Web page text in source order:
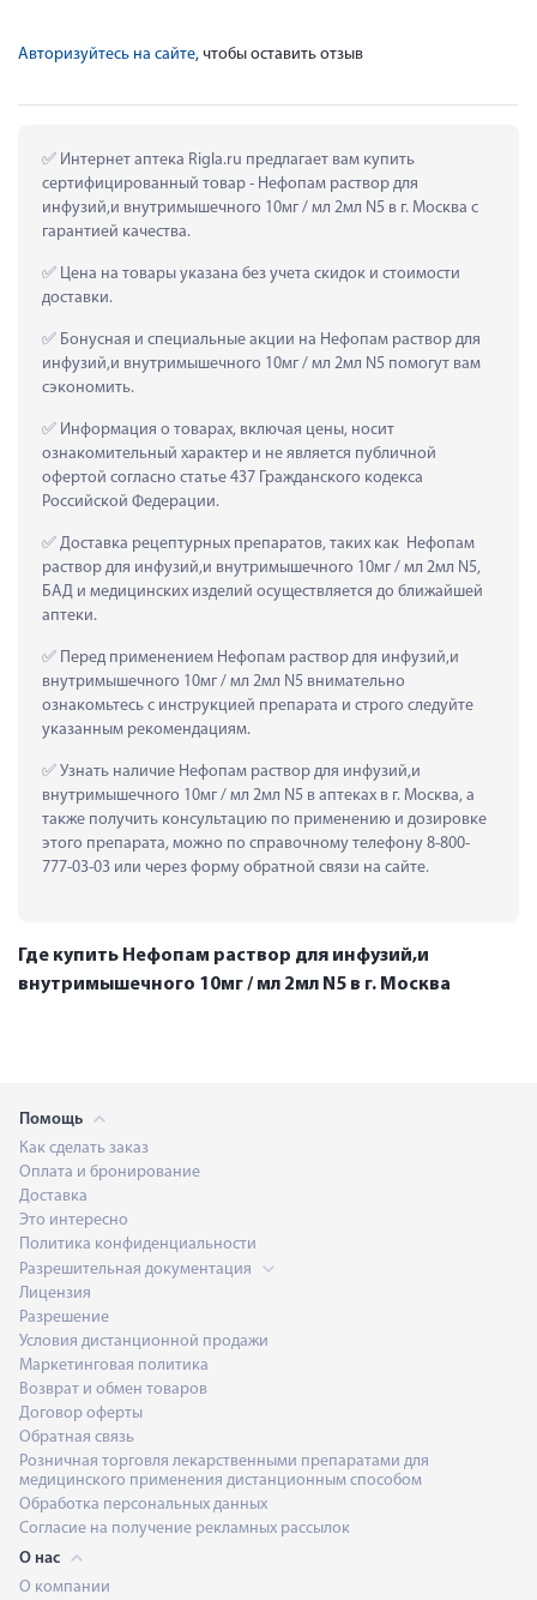
Авторизуйтесь на сайте, чтобы оставить отзыв
Интернет аптека Rigla.ru предлагает вам купить
сертифицированный товар - Нефопам раствор для
инфузий,и внутримышечного 10мг / мл 2мл N5 в г. Москва с
гарантией качества.
Цена на товары указана без учета скидок и стоимости
доставки.
Бонусная и специальные акции на Нефопам раствор для
инфузий,и внутримышечного 10мг / мл 2мл N5 помогут вам
сэкономить.
Информация о товарах, включая цены, носит
ознакомительный характер и не является публичной
офертой согласно статье 437 Гражданского кодекса
Российской Федерации.
Доставка рецептурных препаратов, таких как  Нефопам
раствор для инфузий,и внутримышечного 10мг / мл 2мл N5,
БАД и медицинских изделий осуществляется до ближайшей
аптеки.
Перед применением Нефопам раствор для инфузий,и
внутримышечного 10мг / мл 2мл N5 внимательно
ознакомьтесь с инструкцией препарата и строго следуйте
указанным рекомендациям.
Узнать наличие Нефопам раствор для инфузий,и
внутримышечного 10мг / мл 2мл N5 в аптеках в г. Москва, а
также получить консультацию по применению и дозировке
этого препарата, можно по справочному телефону 8-800-
777-03-03 или через форму обратной связи на сайте.
Где купить Нефопам раствор для инфузий,и
внутримышечного 10мг / мл 2мл N5 в г. Москва
Помощь
Как сделать заказ
Оплата и бронирование
Доставка
Это интересно
Политика конфиденциальности
Разрешительная документация
Лицензия
Разрешение
Условия дистанционной продажи
Маркетинговая политика
Возврат и обмен товаров
Договор оферты
Обратная связь
Розничная торговля лекарственными препаратами для
медицинского применения дистанционным способом
Обработка персональных данных
Согласие на получение рекламных рассылок
О нас
О компании